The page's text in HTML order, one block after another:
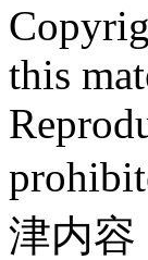
this
津内容